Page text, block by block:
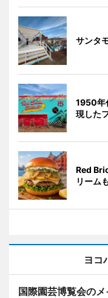
サンタ
1950年
現した
Red
リーム
ヨコ
国際園芸博覧会の